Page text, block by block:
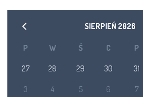
SIERPIEŃ 2026
P W Ś C P
27 28 29 30 31
3 4 5 6 7